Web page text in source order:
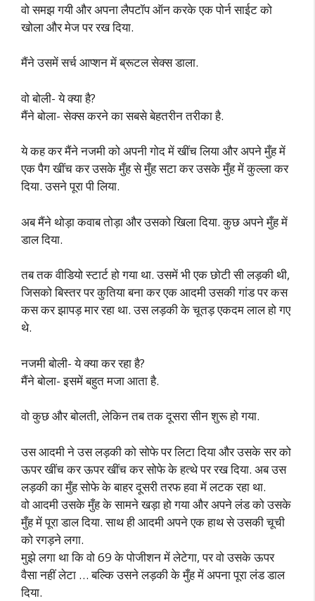
वो समझ गयी और अपना लैपटॉप ऑन करके एक पोर्न साईट को
खोला और मेज पर रख दिया.
मैंने उसमें सर्च आप्शन में ब्रूटल सेक्स डाला.
वो बोली- ये क्या है?
मैंने बोला- सेक्स करने का सबसे बेहतरीन तरीका है.
ये कह कर मैंने नजमी को अपनी गोद में खींच लिया और अपने मुँह में
एक पैग खींच कर उसके मुँह से मुँह सटा कर उसके मुँह में कुल्ला कर
दिया. उसने पूरा पी लिया.
अब मैंने थोड़ा कवाब तोड़ा और उसको खिला दिया. कुछ अपने मुँह में
डाल दिया.
तब तक वीडियो स्टार्ट हो गया था. उसमें भी एक छोटी सी लड़की थी,
जिसको बिस्तर पर कुतिया बना कर एक आदमी उसकी गांड पर कस
कस कर झापड़ मार रहा था. उस लड़की के चूतड़ एकदम लाल हो गए
थे.
नजमी बोली- ये क्या कर रहा है?
मैंने बोला- इसमें बहुत मजा आता है.
वो कुछ और बोलती, लेकिन तब तक दूसरा सीन शुरू हो गया.
उस आदमी ने उस लड़की को सोफे पर लिटा दिया और उसके सर को
ऊपर खींच कर ऊपर खींच कर सोफे के हत्थे पर रख दिया. अब उस
लड़की का मुँह सोफे के बाहर दूसरी तरफ हवा में लटक रहा था.
वो आदमी उसके मुँह के सामने खड़ा हो गया और अपने लंड को उसके
मुँह में पूरा डाल दिया. साथ ही आदमी अपने एक हाथ से उसकी चूची
को रगड़ने लगा.
मुझे लगा था कि वो 69 के पोजीशन में लेटेगा, पर वो उसके ऊपर
वैसा नहीं लेटा … बल्कि उसने लड़की के मुँह में अपना पूरा लंड डाल
दिया.